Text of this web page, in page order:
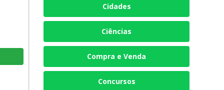
Cidades
Ciências
Compra e Venda
Concursos